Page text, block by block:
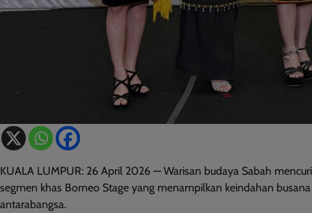
KUALA LUMPUR: 26 April 2026 — Warisan budaya Sabah
segmen khas Borneo Stage yang menampilkan keindahan
antarabangsa.